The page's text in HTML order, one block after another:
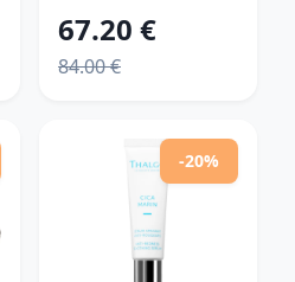
hydratačný a
vyhladrujúci
efektom 50 ml
67.20 €
84.00 €
-20%